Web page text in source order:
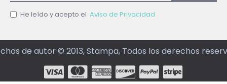
He leído y acepto el Aviso de Privacidad
de autor © 2013, Stampa, Todos los derechos